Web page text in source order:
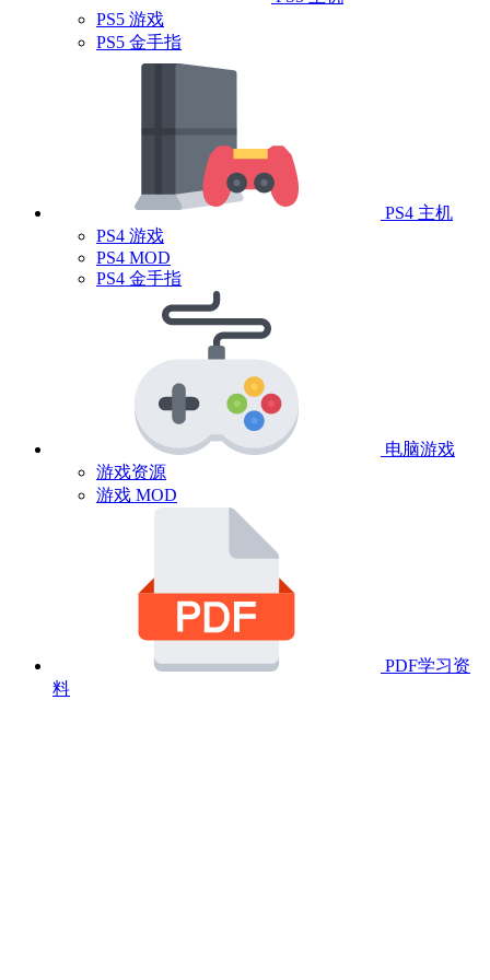
PS5 游戏
PS5 金手指
PS4 主机
PS4 游戏
PS4 MOD
PS4 金手指
电脑游戏
游戏资源
游戏 MOD
PDF学习资
料